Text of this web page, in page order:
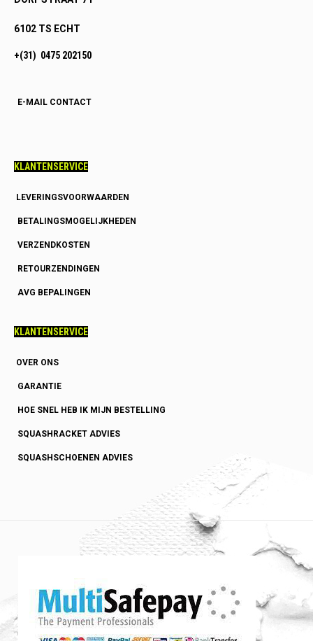
6102 TS ECHT
+(31) 0475 202150
E-MAIL CONTACT
KLANTENSERVICE
LEVERINGSVOORWAARDEN
BETALINGSMOGELIJKHEDEN
VERZENDKOSTEN
RETOURZENDINGEN
AVG BEPALINGEN
KLANTENSERVICE
OVER ONS
GARANTIE
HOE SNEL HEB IK MIJN BESTELLING
SQUASHRACKET ADVIES
SQUASHSCHOENEN ADVIES